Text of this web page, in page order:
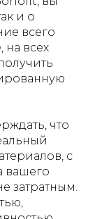
и о
всего
на всех
что
с
вашего
затратным.